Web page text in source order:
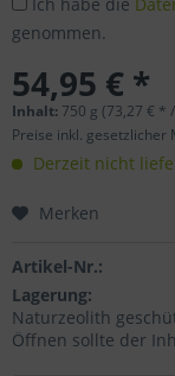
genommen.
54,95 € *
Inhalt: 750 g (73,27 € *
Preise inkl. gesetzlicher
Derzeit nicht
Merken
Artikel-Nr.:
Lagerung:
Naturzeolith
Öffnen sollte der